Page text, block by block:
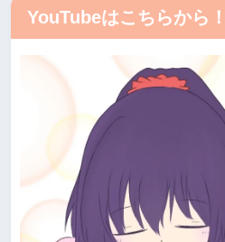
YouTubeはこちらから！